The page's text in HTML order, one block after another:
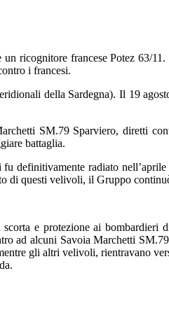
ricognitore francese Potez 63/
i francesi.
della Sardegna). Il 19
SM.79 Sparviero, diretti
battaglia.
definitivamente radiato nell’aprile
di questi velivoli, il Gruppo
e protezione ai bombardieri
ad alcuni Savoia Marchetti
gli altri velivoli, rientravano